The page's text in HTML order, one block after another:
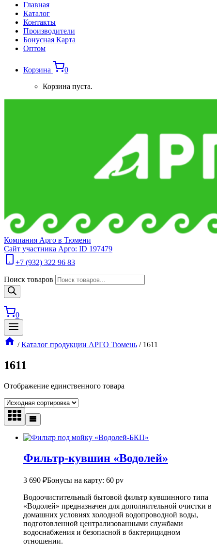
Главная
Каталог
Контакты
Производители
Бонусная Карта
Оптом
Корзина
0
Корзина пуста.
Компания Арго в Тюмени
Сайт участника Арго: ID 197479
+7 (932) 322 96 83
Поиск товаров
0
/ Каталог продукции АРГО Тюмень / 1611
1611
Отображение единственного товара
Фильтр-кувшин «Водолей»
3 690 ₽Бонусы на карту: 60 pv
Водоочистительный бытовой фильтр кувшинного типа
«Водолей» предназначен для дополнительной очистки в
домашних условиях холодной водопроводной воды,
подготовленной централизованными службами
водоснабжения и безопасной в бактерицидном
отношении.